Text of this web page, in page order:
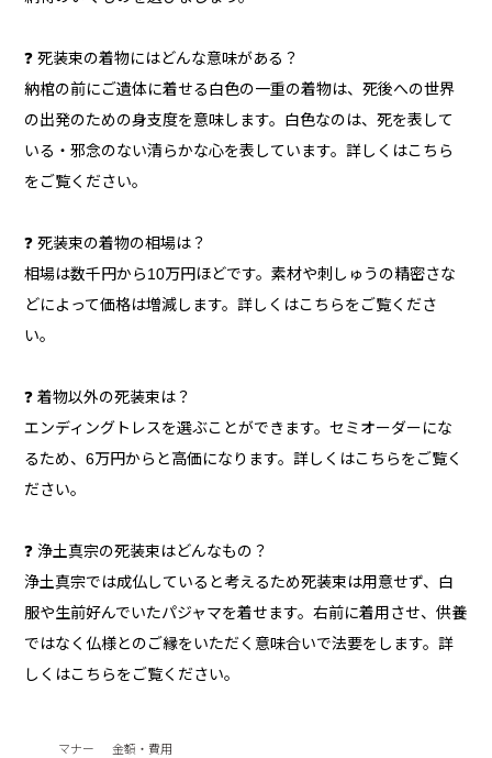
❓ 死装束の着物にはどんな意味がある？
納棺の前にご遺体に着せる白色の一重の着物は、死後への世界
の出発のための身支度を意味します。白色なのは、死を表して
いる・邪念のない清らかな心を表しています。詳しくはこちら
をご覧ください。
❓ 死装束の着物の相場は？
相場は数千円から10万円ほどです。素材や刺しゅうの精密さな
どによって価格は増減します。詳しくはこちらをご覧くださ
い。
❓ 着物以外の死装束は？
エンディングトレスを選ぶことができます。セミオーダーにな
るため、6万円からと高価になります。詳しくはこちらをご覧く
ださい。
❓ 浄土真宗の死装束はどんなもの？
浄土真宗では成仏していると考えるため死装束は用意せず、白
服や生前好んでいたパジャマを着せます。右前に着用させ、供養
ではなく仏様とのご縁をいただく意味合いで法要をします。詳
しくはこちらをご覧ください。
マナー 金額・費用